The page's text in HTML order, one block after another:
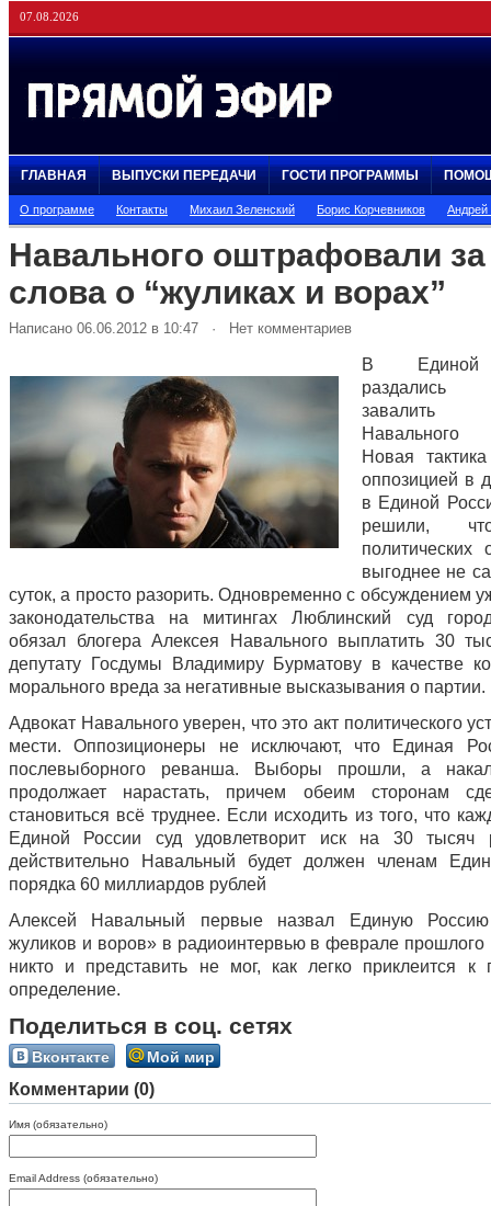
07.08.2026
ГЛАВНАЯ ВЫПУСКИ ПЕРЕДАЧИ ГОСТИ ПРОГРАММЫ
О программе Контакты Михаил Зеленский Борис Корчевников
Навального оштрафовали за
слова о “жуликах и ворах”
Написано 06.06.2012 в 10:47 · Нет комментариев
В Единой
раздались
завалить
Новая
оппозицией в
в Единой
решили,
политических
выгоднее не
суток, а просто разорить. Одновременно с обсуждением
законодательства на митингах Люблинский суд
обязал блогера Алексея Навального выплатить 30
депутату Госдумы Владимиру Бурматову в качестве
морального вреда за негативные высказывания о партии.
Адвокат Навального уверен, что это акт политического
мести. Оппозиционеры не исключают, что Единая
послевыборного реванша. Выборы прошли, а накал
продолжает нарастать, причем обеим сторонам
становиться всё труднее. Если исходить из того, что
Единой России суд удовлетворит иск на 30 тысяч
действительно Навальный будет должен членам
порядка 60 миллиардов рублей
Алексей Навальный первые назвал Единую Россию
жуликов и воров» в радиоинтервью в феврале прошлого
никто и представить не мог, как легко приклеится к
определение.
Поделиться в соц. сетях
Вконтакте Мой мир
Комментарии (0)
Имя (обязательно)
Email Address (обязательно)